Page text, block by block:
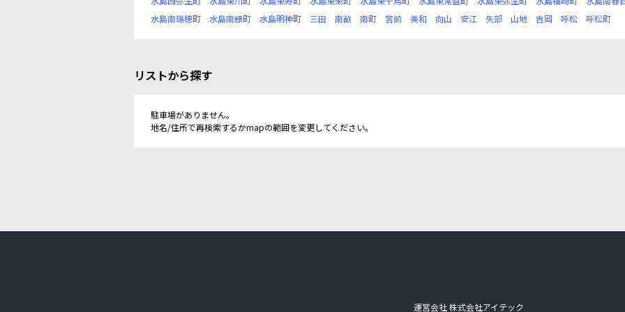
水島南瑞穂町
水島南緑町 水島明神町 三田 南畝 南町 宮前 美和 向山 安江 矢部 山地 吉岡 呼松 呼松町
リストから探す
駐車場がありません。
地名/住所で再検索するかmapの範囲を変更してください。
運営会社 株式会社アイテック